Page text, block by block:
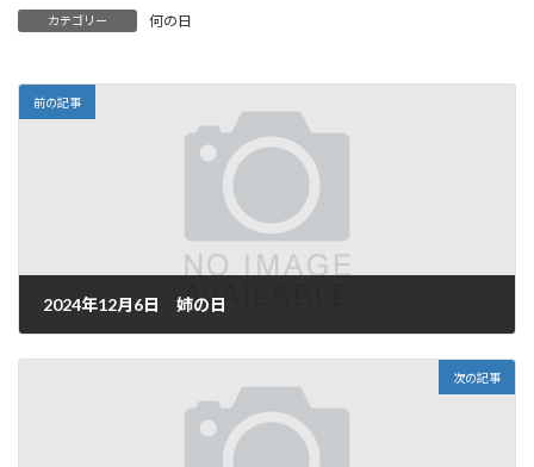
カテゴリー 何の日
前の記事
2024年12月6日 姉の日
次の記事